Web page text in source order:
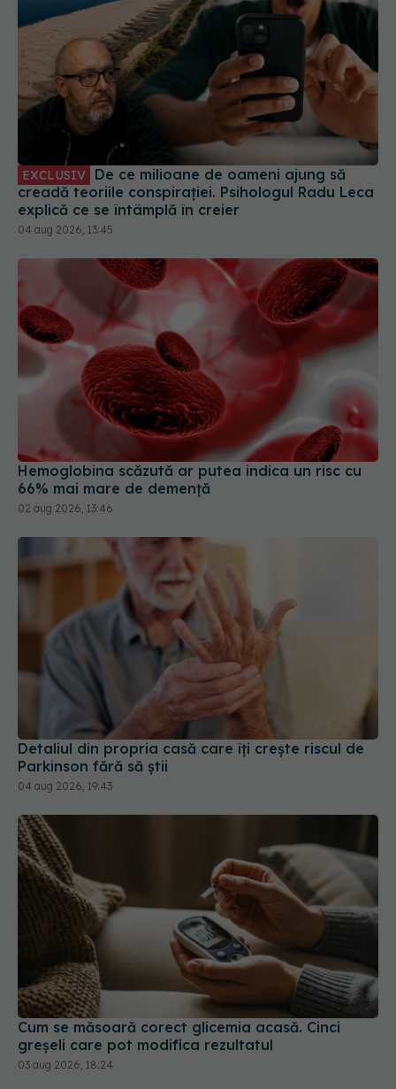
EXCLUSIV
creadă teoriile conspirației. Psihologul Radu Leca
explică ce se întâmplă în creier
04 aug 2026, 13:45
Hemoglobina scăzută ar putea indica un risc cu
66% mai mare de demență
02 aug 2026, 13:46
Detaliul din propria casă care îți crește riscul de
Parkinson fără să știi
04 aug 2026, 19:43
Cum se măsoară corect glicemia acasă. Cinci
greșeli care pot modifica rezultatul
03 aug 2026, 18:24